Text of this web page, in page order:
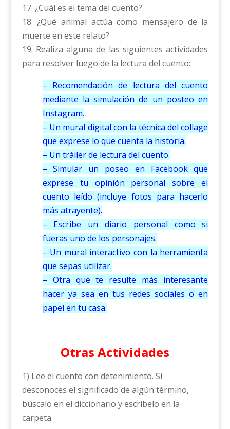
17. ¿Cuál es el tema del cuento?
18. ¿Qué animal actúa como mensajero de la
muerte en este relato?
19. Realiza alguna de las siguientes actividades
para resolver luego de la lectura del cuento:
– Recomendación de lectura del cuento
mediante la simulación de un posteo en
Instagram.
– Un mural digital con la técnica del collage
que exprese lo que cuenta la historia.
– Un tráiler de lectura del cuento.
– Simular un poseo en Facebook que
exprese tu opinión personal sobre el
cuento leído (incluye fotos para hacerlo
más atrayente).
– Escribe un diario personal como si
fueras uno de los personajes.
– Un mural interactivo con la herramienta
que sepas utilizar.
– Otra que te resulte más interesante
hacer ya sea en tus redes sociales o en
papel en tu casa.
Otras Actividades
1) Lee el cuento con detenimiento. Si
desconoces el significado de algún término,
búscalo en el diccionario y escríbelo en la
carpeta.